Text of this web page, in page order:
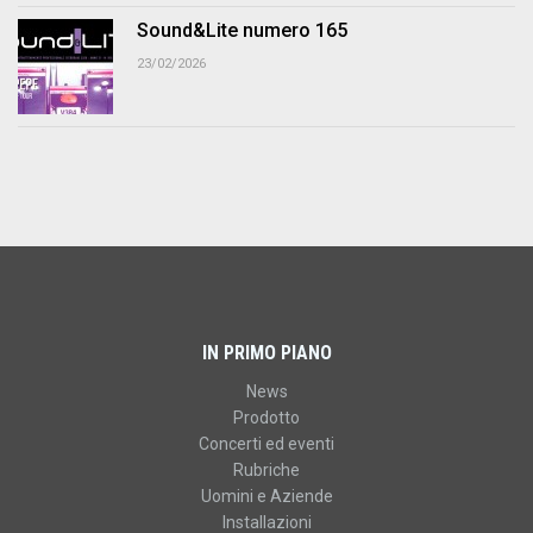
Sound&Lite numero 165
23/02/2026
IN PRIMO PIANO
News
Prodotto
Concerti ed eventi
Rubriche
Uomini e Aziende
Installazioni